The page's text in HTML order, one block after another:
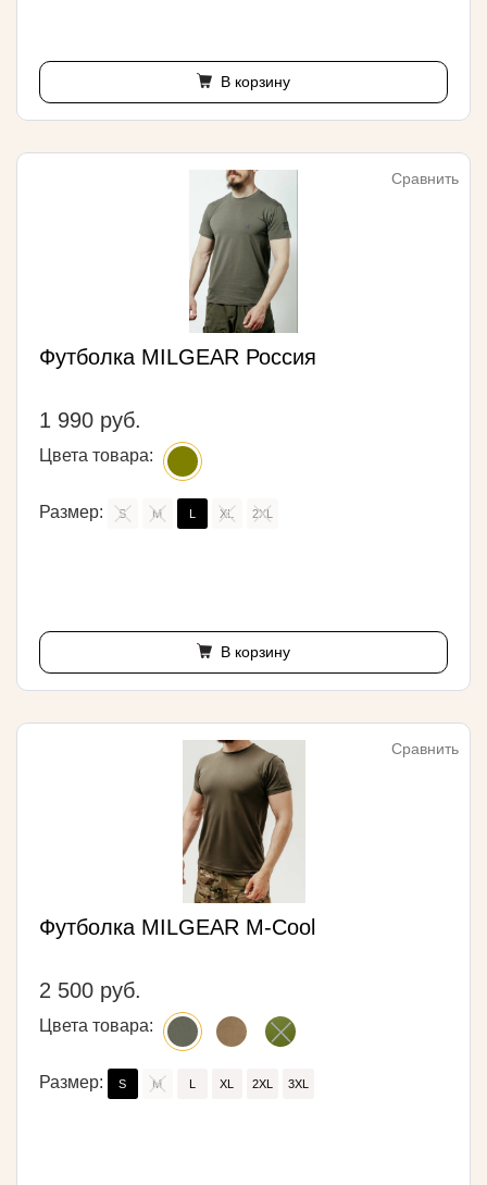
В корзину
Сравнить
Футболка MILGEAR Россия
1 990 руб.
Цвета товара:
Размер: S M L XL 2XL
В корзину
Сравнить
Футболка MILGEAR M-Cool
2 500 руб.
Цвета товара:
Размер: S M L XL 2XL 3XL